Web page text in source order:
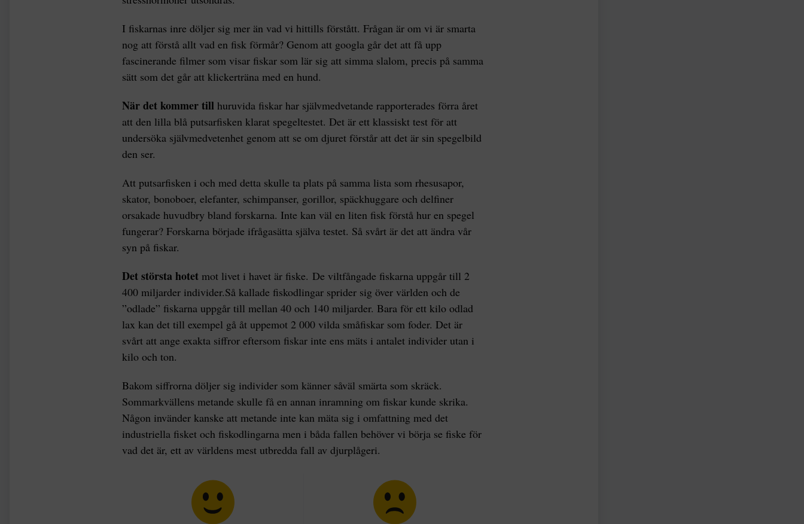
I fiskarnas inre döljer sig mer än vad vi hittills förstått. Frågan är om vi är smarta
nog att förstå allt vad en fisk förmår? Genom att googla går det att få upp
fascinerande filmer som visar fiskar som lär sig att simma slalom, precis på samma
sätt som det går att klickerträna med en hund.
När det kommer till huruvida fiskar har självmedvetande rapporterades förra året
att den lilla blå putsarfisken klarat spegeltestet. Det är ett klassiskt test för att
undersöka självmedvetenhet genom att se om djuret förstår att det är sin spegelbild
den ser.
Att putsarfisken i och med detta skulle ta plats på samma lista som rhesusapor,
skator, bonoboer, elefanter, schimpanser, gorillor, späckhuggare och delfiner
orsakade huvudbry bland forskarna. Inte kan väl en liten fisk förstå hur en spegel
fungerar? Forskarna började ifrågasätta själva testet. Så svårt är det att ändra vår
syn på fiskar.
Det största hotet mot livet i havet är fiske. De viltfångade fiskarna uppgår till 2
400 miljarder individer.Så kallade fiskodlingar sprider sig över världen och de
”odlade” fiskarna uppgår till mellan 40 och 140 miljarder. Bara för ett kilo odlad
lax kan det till exempel gå åt uppemot 2 000 vilda småfiskar som foder. Det är
svårt att ange exakta siffror eftersom fiskar inte ens mäts i antalet individer utan i
kilo och ton.
Bakom siffrorna döljer sig individer som känner såväl smärta som skräck.
Sommarkvällens metande skulle få en annan inramning om fiskar kunde skrika.
Någon invänder kanske att metande inte kan mäta sig i omfattning med det
industriella fisket och fiskodlingarna men i båda fallen behöver vi börja se fiske för
vad det är, ett av världens mest utbredda fall av djurplågeri.